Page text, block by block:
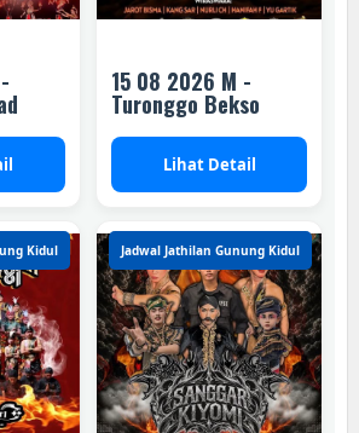
15 08 2026 M -
Turonggo Bekso
Lihat Detail
Kidul Jadwal Jathilan Gunung Kidul